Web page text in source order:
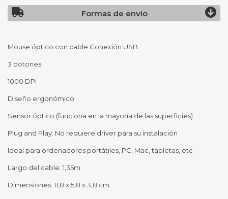
Formas de envío
Mouse óptico con cable.Conexión USB
3 botones
1000 DPI
Diseño ergonómico
Sensor óptico (funciona en la mayoría de las superficies)
Plug and Play: No requiere driver para su instalación
Ideal para ordenadores portátiles, PC, Mac, tabletas, etc
Largo del cable: 1,35m
Dimensiones: 11,8 x 5,8 x 3,8 cm